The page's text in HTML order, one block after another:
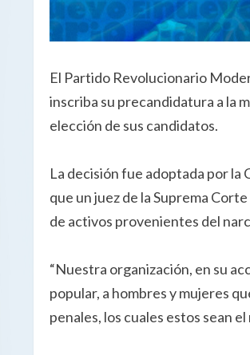
El Partido Revolucionario
inscriba su precandidatura a la
elección de sus candidatos.
La decisión fue adoptada por
que un juez de la Suprema
de activos provenientes del
“Nuestra organización, en su
popular, a hombres y mujeres
penales, los cuales estos sean